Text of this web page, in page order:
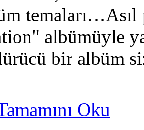
albümüyle
bir albüm
Oku